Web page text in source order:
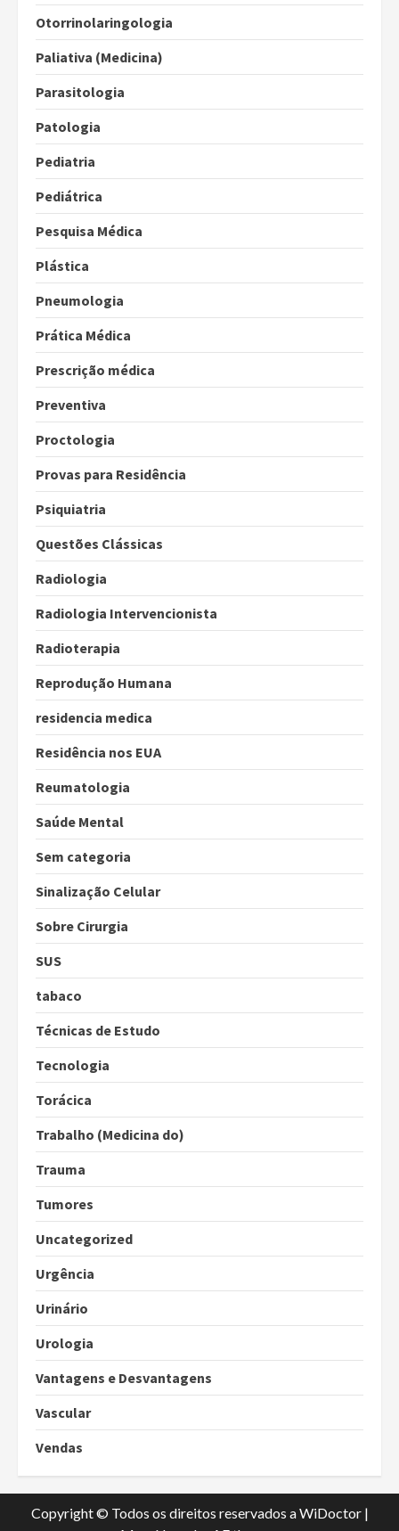
Otorrinolaringologia
Paliativa (Medicina)
Parasitologia
Patologia
Pediatria
Pediátrica
Pesquisa Médica
Plástica
Pneumologia
Prática Médica
Prescrição médica
Preventiva
Proctologia
Provas para Residência
Psiquiatria
Questões Clássicas
Radiologia
Radiologia Intervencionista
Radioterapia
Reprodução Humana
residencia medica
Residência nos EUA
Reumatologia
Saúde Mental
Sem categoria
Sinalização Celular
Sobre Cirurgia
SUS
tabaco
Técnicas de Estudo
Tecnologia
Torácica
Trabalho (Medicina do)
Trauma
Tumores
Uncategorized
Urgência
Urinário
Urologia
Vantagens e Desvantagens
Vascular
Vendas
Copyright © Todos os direitos reservados a WiDoctor |